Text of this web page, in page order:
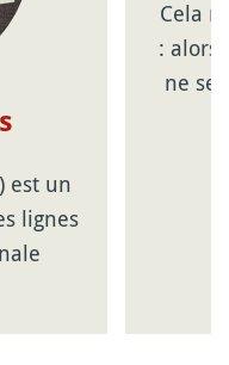
est un
lignes
Cela
: alors
ne